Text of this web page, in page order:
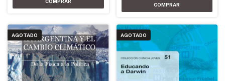
AGOTADO AGOTADO